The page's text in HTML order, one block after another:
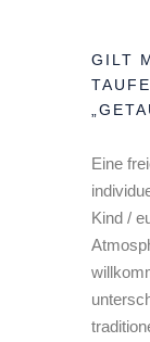
GILT
Eine
Kind /